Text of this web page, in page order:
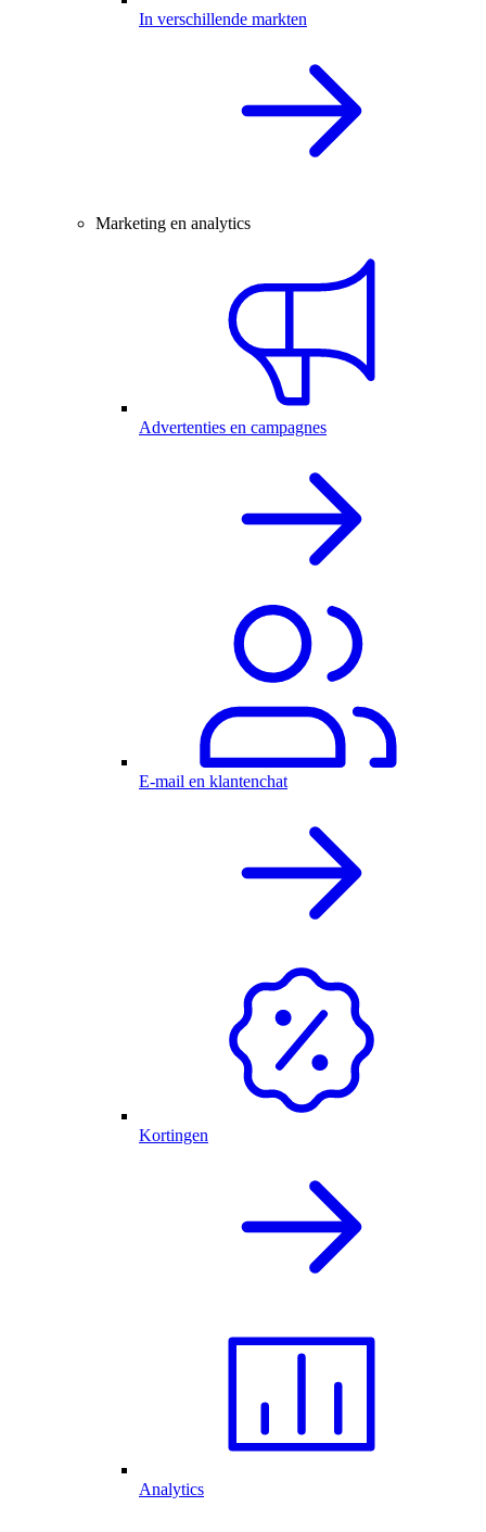
In verschillende markten
Marketing en analytics
Advertenties en campagnes
E-mail en klantenchat
Kortingen
Analytics